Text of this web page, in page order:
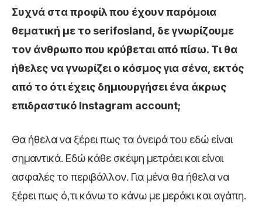
Συχνά στα προφίλ που έχουν παρόμοια
θεματική με το serifosland, δε γνωρίζουμε
τον άνθρωπο που κρύβεται από πίσω. Τι θα
ήθελες να γνωρίζει ο κόσμος για σένα, εκτός
από το ότι έχεις δημιουργήσει ένα άκρως
επιδραστικό Instagram account;
Θα ήθελα να ξέρει πως τα όνειρά του εδώ είναι
σημαντικά. Εδώ κάθε σκέψη μετράει και είναι
ασφαλές το περιβάλλον. Για μένα θα ήθελα να
ξέρει πως ό,τι κάνω το κάνω με μεράκι και αγάπη.